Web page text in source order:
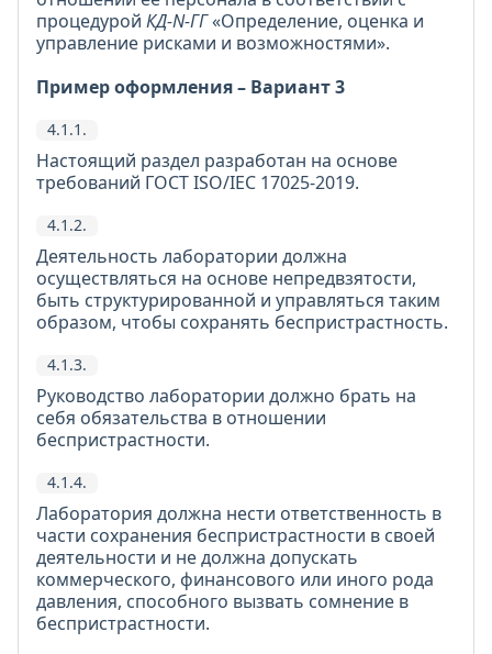
процедурой КД-N-ГГ«Определение, оценка и
управление рисками и возможностями».
Пример оформления – Вариант 3
4.1.1.
Настоящий раздел разработан на основе
требований ГОСТ ISO/IEC 17025-2019.
4.1.2.
Деятельность лаборатории должна
осуществляться на основе непредвзятости,
быть структурированной и управляться таким
образом, чтобы сохранять беспристрастность.
4.1.3.
Руководство лаборатории должно брать на
себя обязательства в отношении
беспристрастности.
4.1.4.
Лаборатория должна нести ответственность в
части сохранения беспристрастности в своей
деятельности и не должна допускать
коммерческого, финансового или иного рода
давления, способного вызвать сомнение в
беспристрастности.